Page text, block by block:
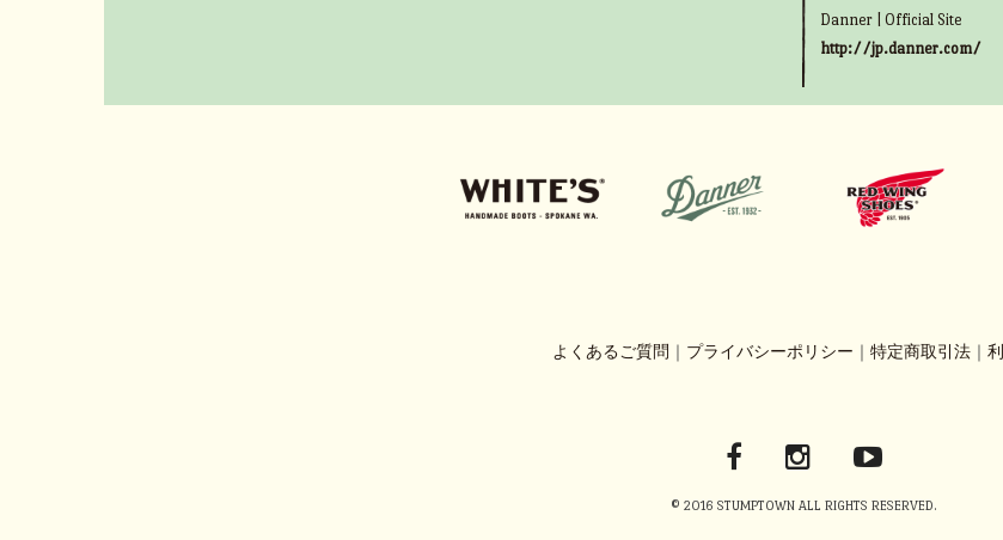
Danner | Official Site
http://jp.danner.com/
よくあるご質問 プライバシーポリシー 特定商取引法
© 2016 STUMPTOWN ALL RIGHTS RESERVED.